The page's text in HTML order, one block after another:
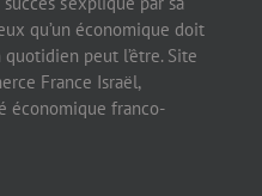
qu’un économique doit
quotidien peut l’être. Site
France Israël,
économique franco-